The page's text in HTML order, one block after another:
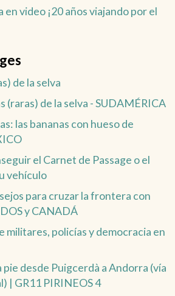
video ¡20 años viajando por el
de la selva
(raras) de la selva - SUDAMÉRICA
las bananas con hueso de
el Carnet de Passage o el
vehículo
para cruzar la frontera con
y CANADÁ
militares, policías y democracia en
pie desde Puigcerdà a Andorra (vía
| GR11 PIRINEOS 4